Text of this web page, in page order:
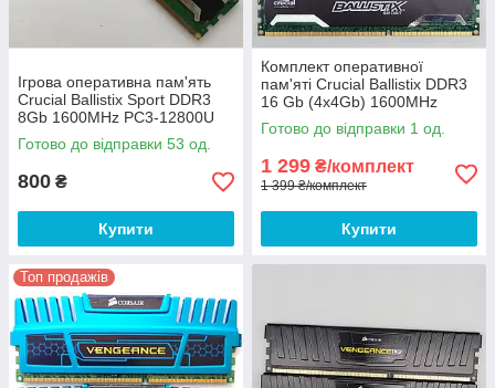
Ігрова оперативна пам'ять
Crucial Ballistix Sport DDR3
8Gb 1600MHz PC3-12800U
2R8 CL9
(BLS8G3D1609DS1S00) Б/В
Готово до відправки 53 од.
800 ₴
Купити
Комплект оперативної
пам'яті Crucial Ballistix DDR3
16 Gb (4x4Gb) 1600MHz
12800U 2R8 CL9
(BLS4G3D1609DS1S00) Б/В
Готово до відправки 1 од.
1 299 ₴/комплект
1 399 ₴/комплект
Купити
Топ продажів